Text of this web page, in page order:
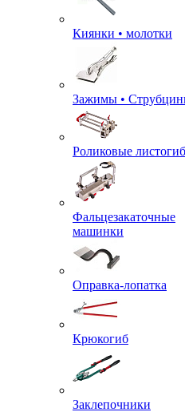
Киянки • молотки
Зажимы •
Роликовые
Фальцезакаточные
машинки
Оправка-лопатка
Крюкогиб
Заклепочники